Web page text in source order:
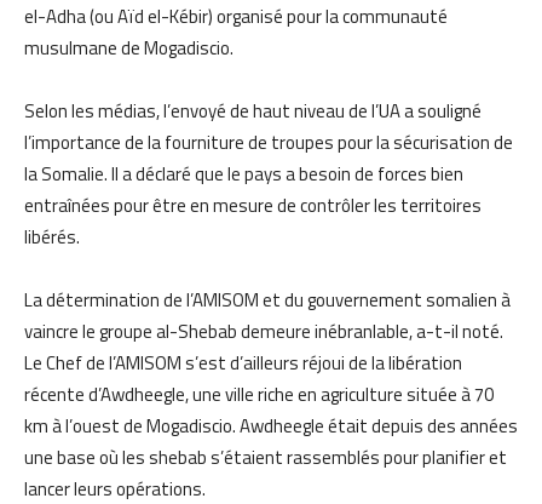
el-Adha (ou Aïd el-Kébir) organisé pour la communauté
musulmane de Mogadiscio.
Selon les médias, l’envoyé de haut niveau de l’UA a souligné
l’importance de la fourniture de troupes pour la sécurisation de
la Somalie. Il a déclaré que le pays a besoin de forces bien
entraînées pour être en mesure de contrôler les territoires
libérés.
La détermination de l’AMISOM et du gouvernement somalien à
vaincre le groupe al-Shebab demeure inébranlable, a-t-il noté.
Le Chef de l’AMISOM s’est d’ailleurs réjoui de la libération
récente d’Awdheegle, une ville riche en agriculture située à 70
km à l’ouest de Mogadiscio. Awdheegle était depuis des années
une base où les shebab s’étaient rassemblés pour planifier et
lancer leurs opérations.